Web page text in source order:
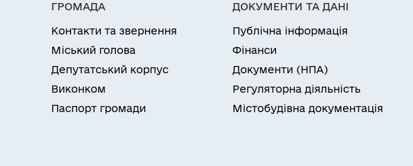
ГРОМАДА
Контакти та звернення
Міський голова
Депутатський корпус
Виконком
Паспорт громади
ДОКУМЕНТИ ТА ДАНІ
Публічна інформація
Фінанси
Документи (НПА)
Регуляторна діяльність
Містобудівна документація